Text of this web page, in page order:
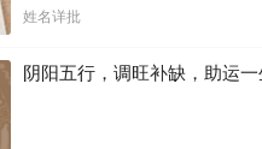
姓名详批
阴阳五行，调旺补缺，助运